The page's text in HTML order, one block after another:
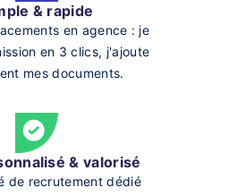
& rapide
en agence : je
en 3 clics, j'ajoute
mes documents.
& valorisé
de recrutement dédié